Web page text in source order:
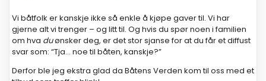
Vi båtfolk er kanskje ikke så enkle å kjøpe gaver til. Vi har
gjerne alt vi trenger – og litt til. Og hvis du spør noen i familien
om hva duønsker deg, er det stor sjanse for at du får et diffust
svar som: “Tja… noe til båten, kanskje?”
Derfor ble jeg ekstra glad da Båtens Verden kom til oss med et